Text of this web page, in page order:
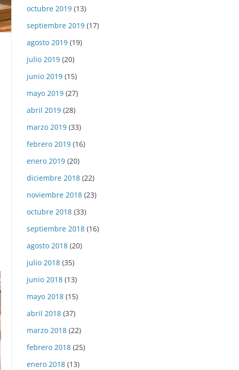
Reproductor
de
octubre 2019 (13)
septiembre 2019 (17)
agosto 2019 (19)
julio 2019 (20)
junio 2019 (15)
mayo 2019 (27)
abril 2019 (28)
marzo 2019 (33)
febrero 2019 (16)
enero 2019 (20)
diciembre 2018 (22)
noviembre 2018 (23)
octubre 2018 (33)
septiembre 2018 (16)
agosto 2018 (20)
julio 2018 (35)
junio 2018 (13)
mayo 2018 (15)
abril 2018 (37)
marzo 2018 (22)
febrero 2018 (25)
enero 2018 (13)